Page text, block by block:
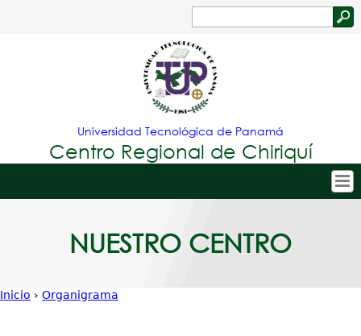
Jump to navigation
de
búsqueda
Universidad Tecnológica de Panamá
Centro Regional de Chiriquí
Nuestro Centro
NUESTRO CENTRO
Inicio › Organigrama